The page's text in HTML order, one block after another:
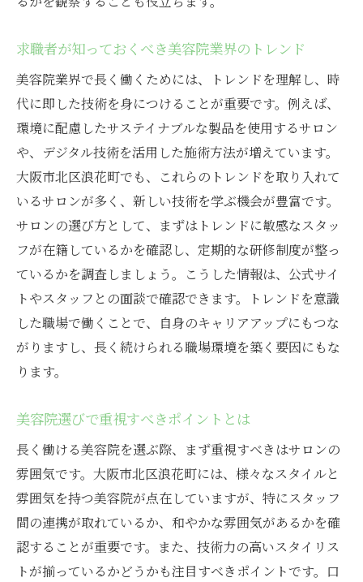
応募前に確認したい職場の特徴
求人選びで失敗しないためのヒント
美容院でのスキルアップ！大阪市北区浪花町で
の魅力的な求人情報
スキルアップを支える研修制度
最新技術を学べる職場選び
個々の成長をサポートする環境
技術向上のための具体的なステップ
キャリア形成に役立つ求人情報とは
将来を見据えたスキルアップの重要性
職場環境が大切！大阪市北区の美容院で働くメ
リット
性
サロンの居心地が仕事に与える影響
プライベートと仕事のバランスを取る方法
働く環境がもたらす長期的な影響
ストレスフリーな職場を選ぶ理由
大阪市北区浪花町の美容院！長く続けるための
求職者が知っておくべき美容院業界のトレンド
美容院業界で長く働くためには、トレンドを理解し、時
代に即した技術を身につけることが重要です。例えば、
環境に配慮したサステイナブルな製品を使用するサロン
や、デジタル技術を活用した施術方法が増えています。
大阪市北区浪花町でも、これらのトレンドを取り入れて
いるサロンが多く、新しい技術を学ぶ機会が豊富です。
サロンの選び方として、まずはトレンドに敏感なスタッ
フが在籍しているかを確認し、定期的な研修制度が整っ
ているかを調査しましょう。こうした情報は、公式サイ
トやスタッフとの面談で確認できます。トレンドを意識
した職場で働くことで、自身のキャリアアップにもつな
がりますし、長く続けられる職場環境を築く要因にもな
ります。
美容院選びで重視すべきポイントとは
長く働ける美容院を選ぶ際、まず重視すべきはサロンの
雰囲気です。大阪市北区浪花町には、様々なスタイルと
雰囲気を持つ美容院が点在していますが、特にスタッフ
間の連携が取れているか、和やかな雰囲気があるかを確
認することが重要です。また、技術力の高いスタイリス
トが揃っているかどうかも注目すべきポイントです。口